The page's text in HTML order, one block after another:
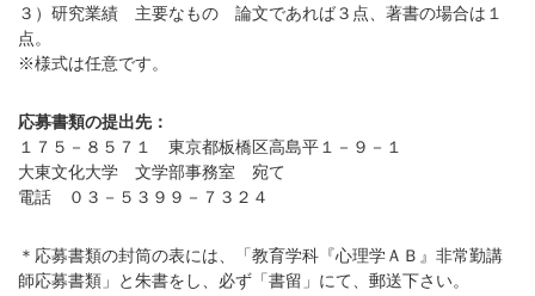
３）研究業績 主要なもの 論文であれば３点、著書の場合は１
点。
※様式は任意です。
応募書類の提出先：
１７５－８５７１ 東京都板橋区高島平１－９－１
大東文化大学 文学部事務室 宛て
電話 ０３－５３９９－７３２４
＊応募書類の封筒の表には、「教育学科『心理学ＡＢ』非常勤講
師応募書類」と朱書をし、必ず「書留」にて、郵送下さい。